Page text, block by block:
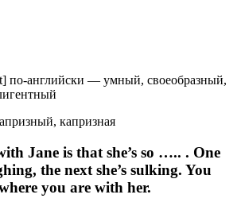
по-английски — умный, своеобразный,
Jane is that she’s so ….. . One
the next she’s sulking. You
you are with her.